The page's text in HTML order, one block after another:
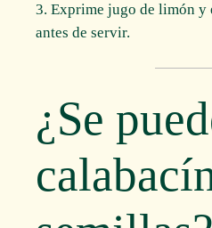
3. Exprime jugo de limón y
antes de servir.
¿Se